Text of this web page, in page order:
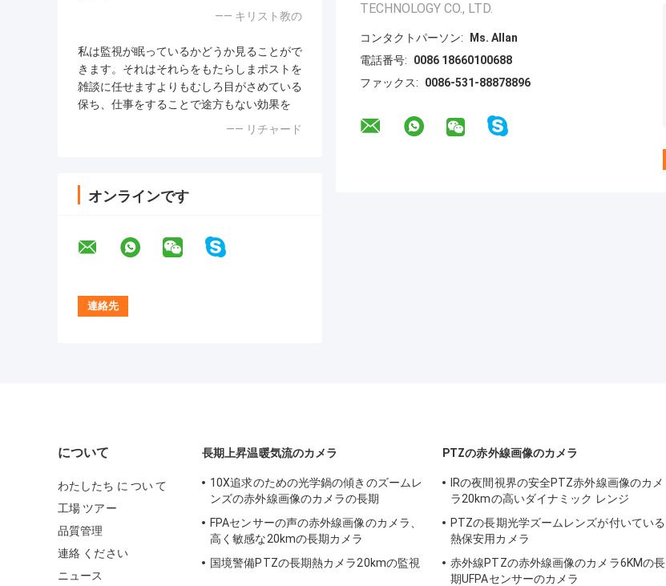
—— キリスト教の
私は監視が眠っているかどうか見ることがで
きます。それはそれらをもたらしまポストを
雑談に任せますよりもむしろ目がさめている
保ち、仕事をすることで途方もない効果を
—— リチャード
オンラインです
TECHNOLOGY CO., LTD.
コンタクトパーソン:
Ms. Allan
電話番号:
0086 18660100688
ファックス:
0086-531-88878896
について
わたしたち に つい て
工場 ツアー
品質管理
連絡 ください
ニュース
長期上昇温暖気流のカメラ
10X追求のための光学鍋の傾きのズームレ
ンズの赤外線画像のカメラの長期
FPAセンサーの声の赤外線画像のカメラ、
高く敏感な20kmの長期カメラ
国境警備PTZの長期熱カメラ20kmの監視
PTZの赤外線画像のカメラ
IRの夜間視界の安全PTZ赤外線画像のカメ
ラ20kmの高いダイナミック レンジ
PTZの長期光学ズームレンズが付いている
熱保安用カメラ
赤外線PTZの赤外線画像のカメラ6KMの長
期UFPAセンサーのカメラ